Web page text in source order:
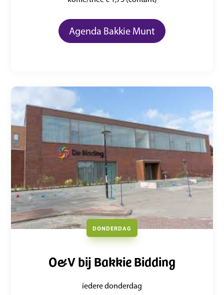
Agenda Bakkie Munt
DONDERDAG
O&V bij Bakkie Bidding
iedere donderdag